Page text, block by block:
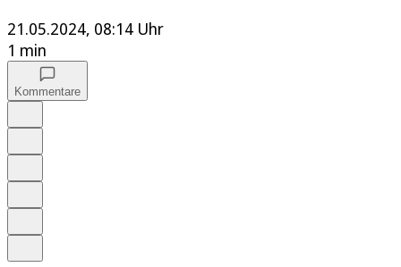
21.05.2024, 08:14 Uhr
1 min
Kommentare